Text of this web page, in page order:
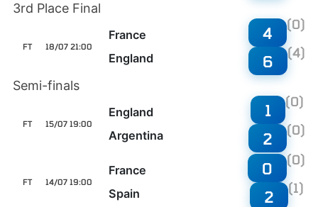
3rd Place Final
18/07 21:00
FT
France
England
4 (0)
6 (4)
Semi-finals
15/07 19:00
FT
England
Argentina
1 (0)
2 (0)
14/07 19:00
FT
France
Spain
0 (0)
2 (1)